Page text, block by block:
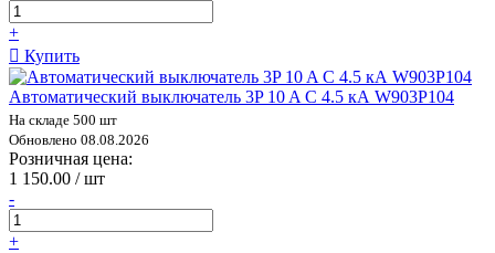
+
Купить
Автоматический выключатель 3P 10 A C 4.5 кА W903P104
На складе 500 шт
Обновлено 08.08.2026
Розничная цена:
1 150.00 / шт
-
+